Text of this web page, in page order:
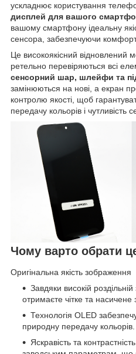
ускладнює користування
дисплей для вашого
вашому смартфону ідеальну
сенсора, забезпечуючи
Це високоякісний відновлений
ретельно перевіряються всі
сенсорний шар, шлейфи та
замінюються на нові, а екран
контролю якості, щоб
передачу кольорів і чутливість
Чому варто обрати
Оригінальна якість зображення
Завдяки високій роздільній
отримаєте чітке та насичене
Технологія OLED
природну передачу кольорів.
Яскравість та